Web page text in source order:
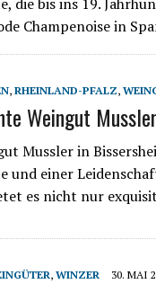
Champenoise in
, RHEINLAND-PFALZ,
Weingut
Mussler in
und einer
es nicht nur
, WINZER 30. MAI